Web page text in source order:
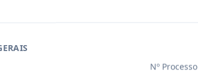
De Serviços De Artistas Locais: Art
De Serviços De Artistas Locais: Art
Nº Processo